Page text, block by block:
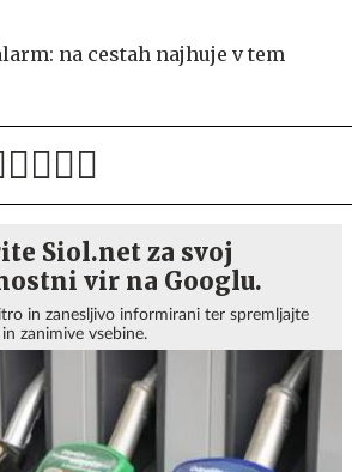
na cestah najhuje v tem
Siol.net za svoj
vir na Googlu.
in zanesljivo informirani ter spremljajte
zanimive vsebine.